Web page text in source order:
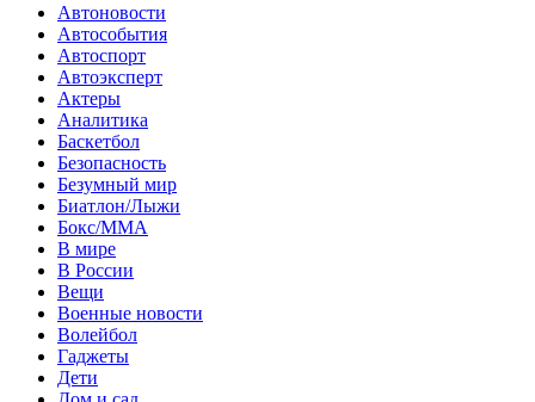
Автоновости
Автособытия
Автоспорт
Автоэксперт
Актеры
Аналитика
Баскетбол
Безопасность
Безумный мир
Биатлон/Лыжи
Бокс/MMA
В мире
В России
Вещи
Военные новости
Волейбол
Гаджеты
Дети